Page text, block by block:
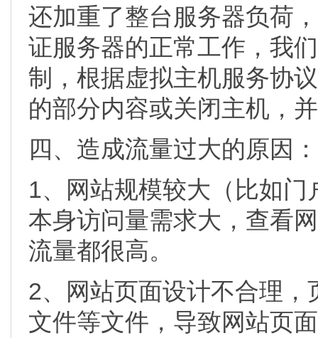
还加重了整台服务器负荷
证服务器的正常工作，我
制，根据虚拟主机服务协
的部分内容或关闭主机，
四、造成流量过大的原因：
1、网站规模较大（比如
本身访问量需求大，查看
流量都很高。
2、网站页面设计不合理
文件等文件，导致网站页